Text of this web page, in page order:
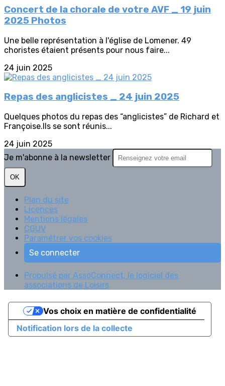
Concert de la chorale de votre AVF _ 19 juin
2025 Photos
Une belle représentation à l'église de Lomener. 49
choristes étaient présents pour nous faire...
24 juin 2025
Repas des anglicistes _ 24 juin 2025
Quelques photos du repas des “anglicistes” de Richard et
Françoise.Ils se sont réunis...
24 juin 2025
Je m'abonne à la newsletter
OK
Plan du site
Licences
Mentions légales
CGUV
Paramétrer vos cookies
Se connecter
Propulsé par AssoConnect, le logiciel des
associations de Loisirs
Notification lors de la collecte
Vos choix en matière de confidentialité